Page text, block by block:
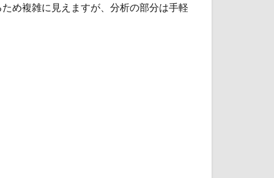
め複雑に見えますが、分析の部分は手軽